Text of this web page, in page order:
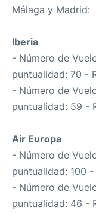
Málaga y Madrid:
Iberia
- Número de
puntualidad: 70 -
- Número de
puntualidad: 59 -
Air Europa
- Número de
puntualidad: 100
- Número de
puntualidad: 46 -